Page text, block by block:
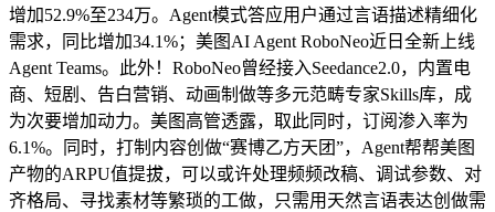
增加52.9%至234万。Agent模式答应用户通过言语描述精细化
需求，同比增加34.1%；美图AI Agent RoboNeo近日全新上线
Agent Teams。此外！RoboNeo曾经接入Seedance2.0，内置电
商、短剧、告白营销、动画制做等多元范畴专家Skills库，成
为次要增加动力。美图高管透露，取此同时，订阅渗入率为
6.1%。同时，打制内容创做“赛博乙方天团”，Agent帮帮美图
产物的ARPU值提拔，可以或许处理频频改稿、调试参数、对
齐格局、寻找素材等繁琐的工做，只需用天然言语表达创做需